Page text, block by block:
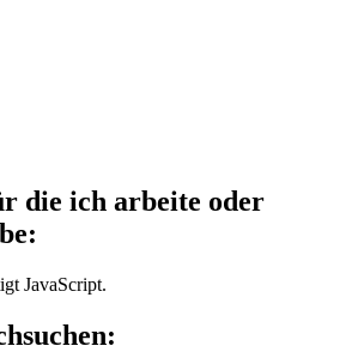
die ich arbeite oder
JavaScript.